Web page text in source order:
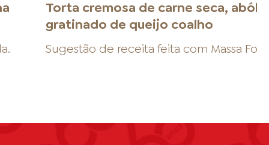
.
Torta cremosa de carne seca,
gratinado de queijo coalho
Sugestão de receita feita com Massa